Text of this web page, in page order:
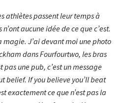
athlètes passent leur temps à
aucune idée de ce que c’est.
magie. J’ai devant moi une photo
dans Fourfourtwo, les bras
pas une pub, c’est un message
belief. If you believe you’ll beat
exactement ce que n’est pas la